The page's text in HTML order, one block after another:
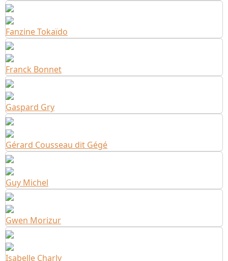
Fanzine Tokaïdo
Franck Bonnet
Gaspard Gry
Gérard Cousseau dit Gégé
Guy Michel
Gwen Morizur
Isabelle Charly